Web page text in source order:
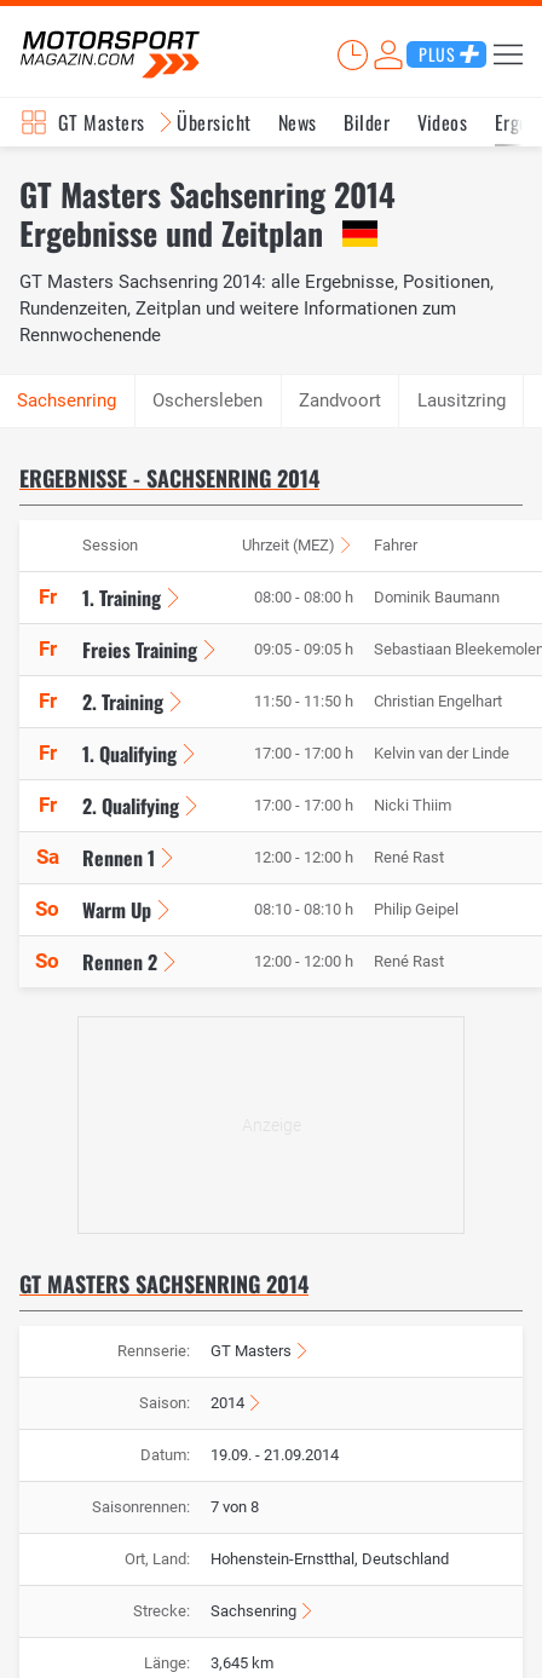
PLUS
GT Masters Übersicht News Bilder Videos
GT Masters Sachsenring 2014
Ergebnisse und Zeitplan
GT Masters Sachsenring 2014: alle Ergebnisse, Positionen,
Rundenzeiten, Zeitplan und weitere Informationen zum
Rennwochenende
Oschersleben Zandvoort Lausitzring
ERGEBNISSE - SACHSENRING 2014
Session Uhrzeit (MEZ) Fahrer
Fr 1. Training 08:00 - 08:00 h Dominik Baumann
Fr Freies Training 09:05 - 09:05 h Sebastiaan
Fr 2. Training 11:50 - 11:50 h Christian Engelhart
Fr 1. Qualifying 17:00 - 17:00 h Kelvin van der Linde
Fr 2. Qualifying 17:00 - 17:00 h Nicki Thiim
Sa Rennen 1 12:00 - 12:00 h René Rast
So Warm Up 08:10 - 08:10 h Philip Geipel
So Rennen 2 12:00 - 12:00 h René Rast
GT MASTERS SACHSENRING 2014
Rennserie: GT Masters
Saison: 2014
Datum: 19.09. - 21.09.2014
Saisonrennen: 7 von 8
Ort, Land: Hohenstein-Ernstthal, Deutschland
Strecke: Sachsenring
Länge: 3,645 km